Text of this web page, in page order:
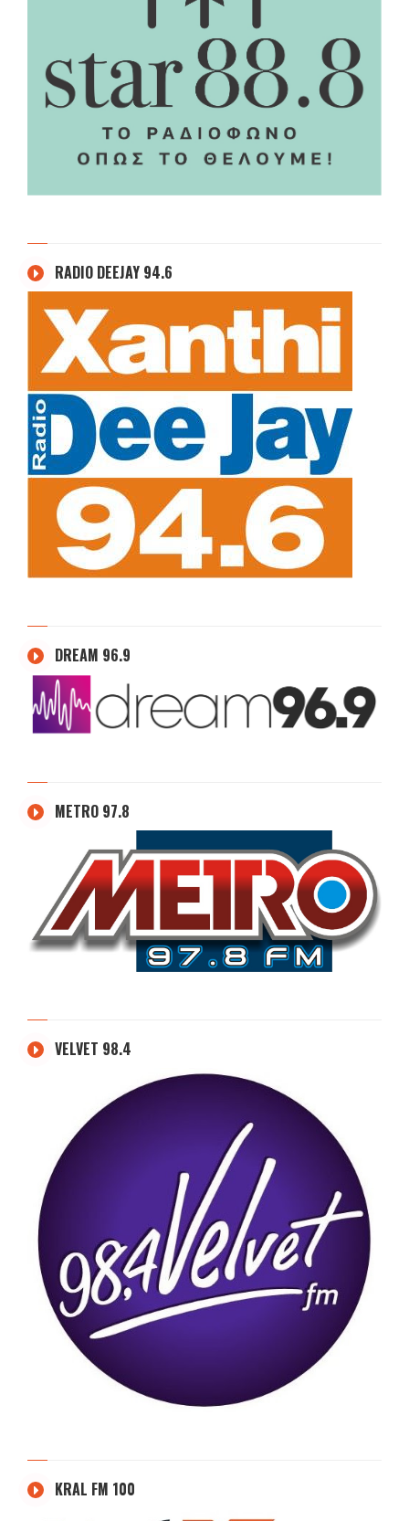
RADIO DEEJAY 94.6
DREAM 96.9
METRO 97.8
VELVET 98.4
KRAL FM 100